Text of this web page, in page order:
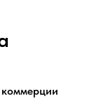
коммерции